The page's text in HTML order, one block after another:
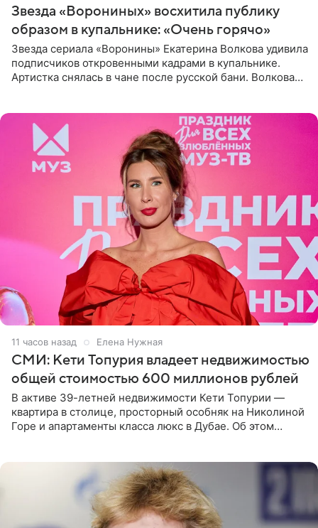
Звезда «Ворониных» восхитила публику
образом в купальнике: «Очень горячо»
Звезда сериала «Воронины» Екатерина Волкова удивила
подписчиков откровенными кадрами в купальнике.
Артистка снялась в чане после русской бани. Волкова
11 часов назад Елена Нужная
СМИ: Кети Топурия владеет недвижимостью
общей стоимостью 600 миллионов рублей
В активе 39-летней недвижимости Кети Топурии —
квартира в столице, просторный особняк на Николиной
Горе и апартаменты класса люкс в Дубае. Об этом